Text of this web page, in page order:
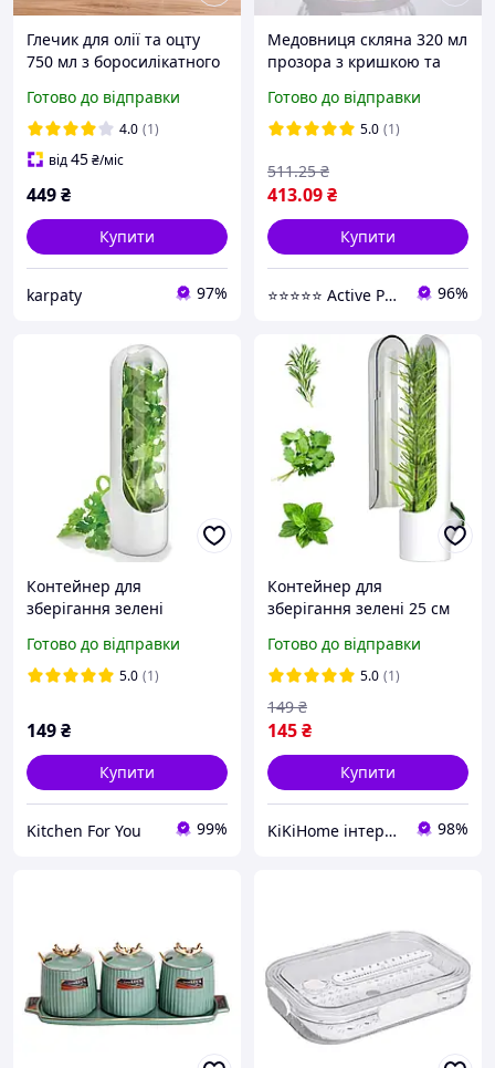
Глечик для олії та оцту
750 мл з боросилікатного
Готово до відправки
4.0 (1)
від45₴/міс
449₴
Купити
karpaty 97%
Медовниця скляна 320 мл
прозора з кришкою та
Готово до відправки
5.0 (1)
413.09₴
511.25 ₴
Купити
⭐️⭐️⭐️⭐️⭐️ Active Point 96%
Контейнер для
зберігання зелені
Білий герметичний
місткість для зелені
Готово до відправки
5.0 (1)
149₴
Купити
Kitchen For You 99%
Контейнер для
зберігання зелені 25 см
холодильника білий Fresh
Herb Saver
Готово до відправки
5.0 (1)
145₴
149 ₴
Купити
KiKiHome інтернет-магазин якісних товарів для дому 98%